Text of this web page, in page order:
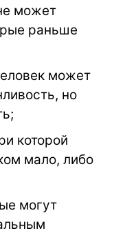
может
раньше
может
но
которой
мало, либо
могут